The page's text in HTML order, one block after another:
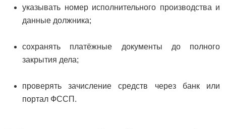
указывать номер исполнительного производства и
данные должника;
сохранять платёжные документы до полного
закрытия дела;
проверять зачисление средств через банк или
портал ФССП.